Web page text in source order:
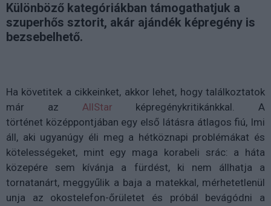
Különböző kategóriákban támogathatjuk a
szuperhős sztorit, akár ajándék képregény is
bezsebelhető.
Ha követitek a cikkeinket, akkor lehet, hogy találkoztatok
már az AllStar képregénykritikánkkal. A
történet középpontjában egy első látásra átlagos fiú, Imi
áll, aki ugyanúgy éli meg a hétköznapi problémákat és
kötelességeket, mint egy maga korabeli srác: a háta
közepére sem kívánja a fürdést, ki nem állhatja a
tornatanárt, meggyűlik a baja a matekkal, mérhetetlenül
unja az okostelefon-őrületet és próbál bevágódni a